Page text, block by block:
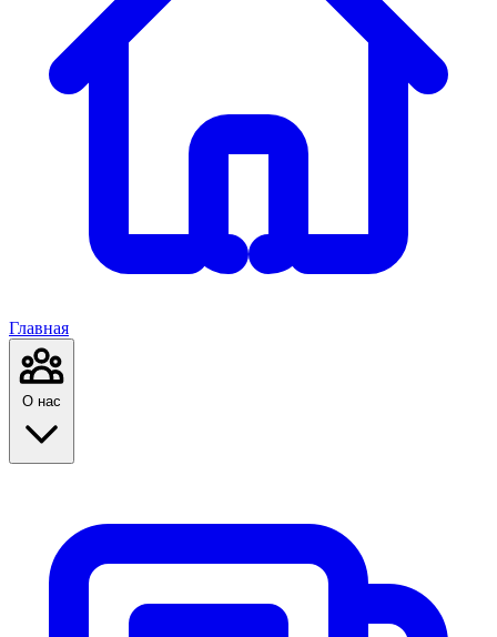
Главная
О нас